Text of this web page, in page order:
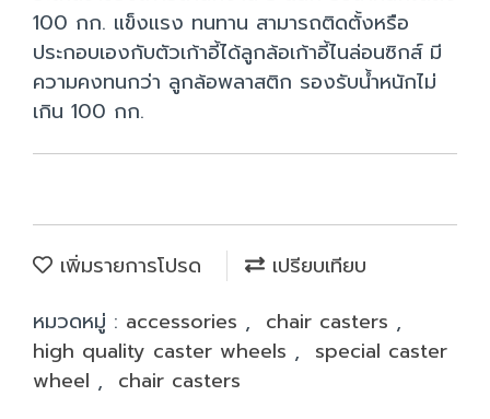
100 กก. แข็งแรง ทนทาน สามารถติดตั้งหรือ
ประกอบเองกับตัวเก้าอี้ได้ลูกล้อเก้าอี้ไนล่อนซิกส์ มี
ความคงทนกว่า ลูกล้อพลาสติก รองรับน้ำหนักไม่
เกิน 100 กก.
เพิ่มรายการโปรด
เปรียบเทียบ
หมวดหมู่ : accessories , chair casters ,
high quality caster wheels , special caster
wheel , chair casters